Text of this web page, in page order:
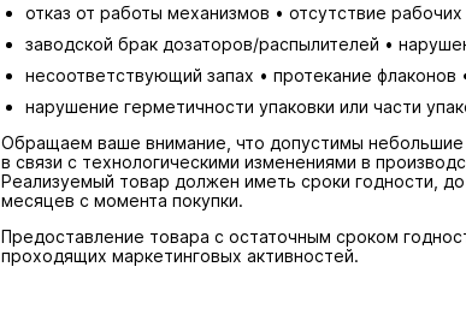
отказ от работы механизмов • отсутствие
заводской брак дозаторов/распылителей •
несоответствующий запах • протекание
нарушение герметичности упаковки или части
Обращаем ваше внимание, что допустимы небольшие
в связи с технологическими изменениями в
Реализуемый товар должен иметь сроки годности,
месяцев с момента покупки.
Предоставление товара с остаточным сроком
проходящих маркетинговых активностей.